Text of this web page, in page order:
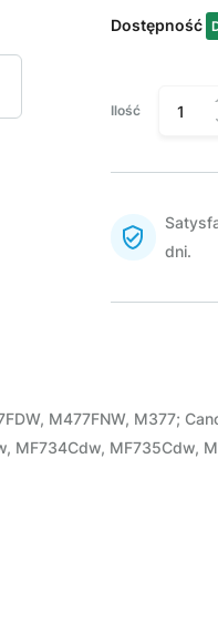
Dostępność
Ilość
dni.
M477FNW, M377;
MF734Cdw, MF735Cdw,